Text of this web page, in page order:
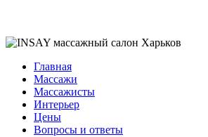
Главная
Массажи
Массажисты
Интерьер
Цены
Вопросы и ответы